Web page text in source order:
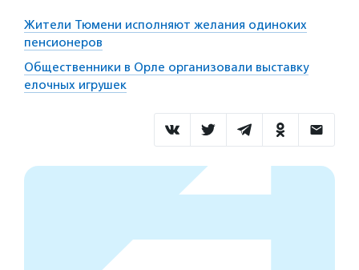
Жители Тюмени исполняют желания одиноких
пенсионеров
Общественники в Орле организовали выставку
елочных игрушек